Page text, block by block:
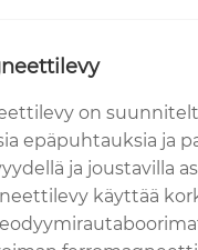
on
epäpuhtauksia ja
ja joustavilla
käyttää